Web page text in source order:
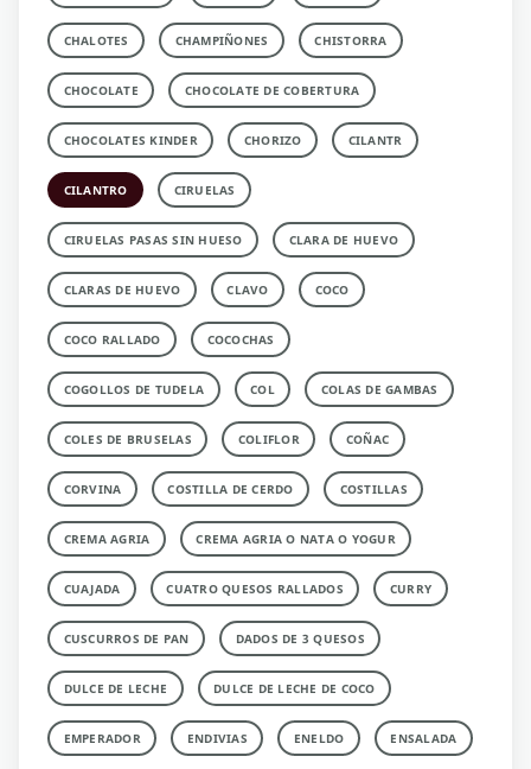
CHALOTES CHAMPIÑONES CHISTORRA
CHOCOLATE CHOCOLATE DE COBERTURA
CHOCOLATES KINDER CHORIZO CILANTR
CILANTRO CIRUELAS
CIRUELAS PASAS SIN HUESO CLARA DE HUEVO
CLARAS DE HUEVO CLAVO COCO
COCO RALLADO COCOCHAS
COGOLLOS DE TUDELA COL COLAS DE GAMBAS
COLES DE BRUSELAS COLIFLOR COÑAC
CORVINA COSTILLA DE CERDO COSTILLAS
CREMA AGRIA CREMA AGRIA O NATA O YOGUR
CUAJADA CUATRO QUESOS RALLADOS CURRY
CUSCURROS DE PAN DADOS DE 3 QUESOS
DULCE DE LECHE DULCE DE LECHE DE COCO
EMPERADOR ENDIVIAS ENELDO ENSALADA